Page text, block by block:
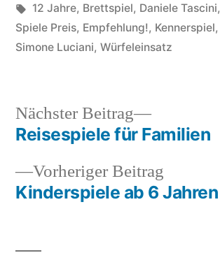
von
Schlagwörter:
12 Jahre, Brettspiel, Daniele Tascini,
Spiele Preis, Empfehlung!, Kennerspiel,
Simone Luciani, Würfeleinsatz
Beitragsnavigation
Vorheriger Beitrag
Beitrag:
Kinderspiele ab 6 Jahren
Nächster Beitrag
Nächster
Beitrag:
Reisespiele für Familien